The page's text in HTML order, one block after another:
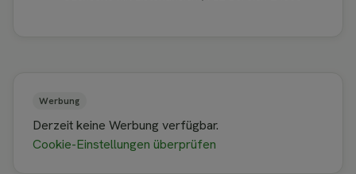
Werbung
Derzeit keine Werbung verfügbar.
Cookie-Einstellungen überprüfen